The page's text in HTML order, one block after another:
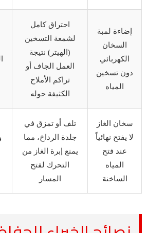
إضاءة لمبة
السخان
الكهربائي
دون تسخين
المياه
احتراق كامل
لشمعة التسخين
(الهيتر) نتيجة
العمل الجاف أو
تراكم الأملاح
الكثيفة حوله
سخان الغاز
لا يفتح نهائياً
عند فتح
المياه
الساخنة
تلف أو تمزق في
جلدة الرداخ، مما
يمنع إبرة الغاز من
التحرك لفتح
المسار